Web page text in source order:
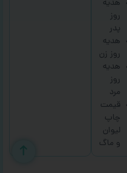
هدیه
روز
پدر
هدیه
روز زن
هدیه
روز
مرد
قیمت
چاپ
لیوان
و ماگ